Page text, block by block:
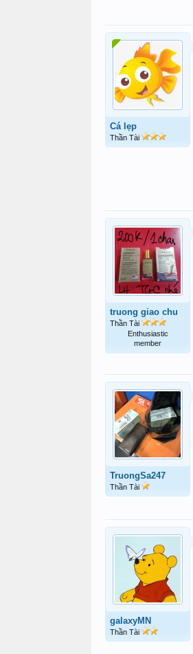
Cá lẹp
Thần Tài
truong giao chu
Thần Tài
Enthusiastic
member
TruongSa247
Thần Tài
galaxyMN
Thần Tài